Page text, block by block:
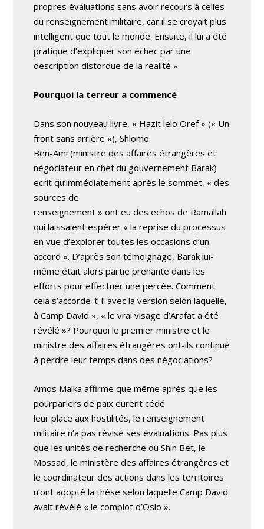
propres évaluations sans avoir recours à celles
du renseignement militaire, car il se croyait plus
intelligent que tout le monde. Ensuite, il lui a été
pratique d’expliquer son échec par une
description distordue de la réalité ».
Pourquoi la terreur a commencé
Dans son nouveau livre, « Hazit lelo Oref » (« Un
front sans arrière »), Shlomo
Ben-Ami (ministre des affaires étrangères et
négociateur en chef du gouvernement Barak)
ecrit qu’immédiatement après le sommet, « des
sources de
renseignement » ont eu des echos de Ramallah
qui laissaient espérer « la reprise du processus
en vue d’explorer toutes les occasions d’un
accord ». D’après son témoignage, Barak lui-
même était alors partie prenante dans les
efforts pour effectuer une percée. Comment
cela s’accorde-t-il avec la version selon laquelle,
à Camp David », « le vrai visage d’Arafat a été
révélé »? Pourquoi le premier ministre et le
ministre des affaires étrangères ont-ils continué
à perdre leur temps dans des négociations?
Amos Malka affirme que même après que les
pourparlers de paix eurent cédé
leur place aux hostilités, le renseignement
militaire n’a pas révisé ses évaluations. Pas plus
que les unités de recherche du Shin Bet, le
Mossad, le ministère des affaires étrangères et
le coordinateur des actions dans les territoires
n’ont adopté la thèse selon laquelle Camp David
avait révélé « le complot d’Oslo ».